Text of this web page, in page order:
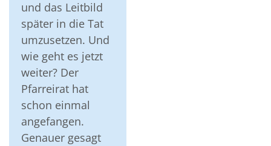
und das Leitbild
später in die Tat
umzusetzen. Und
wie geht es jetzt
weiter? Der
Pfarreirat hat
schon einmal
angefangen.
Genauer gesagt